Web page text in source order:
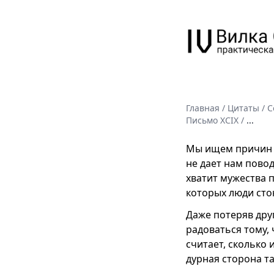
Главная / Цитаты /
Письмо XCIX / ...
Мы ищем причин
не дает нам
хватит мужества
которых люди
Даже потеряв
радоваться
считает,
дурная сторона